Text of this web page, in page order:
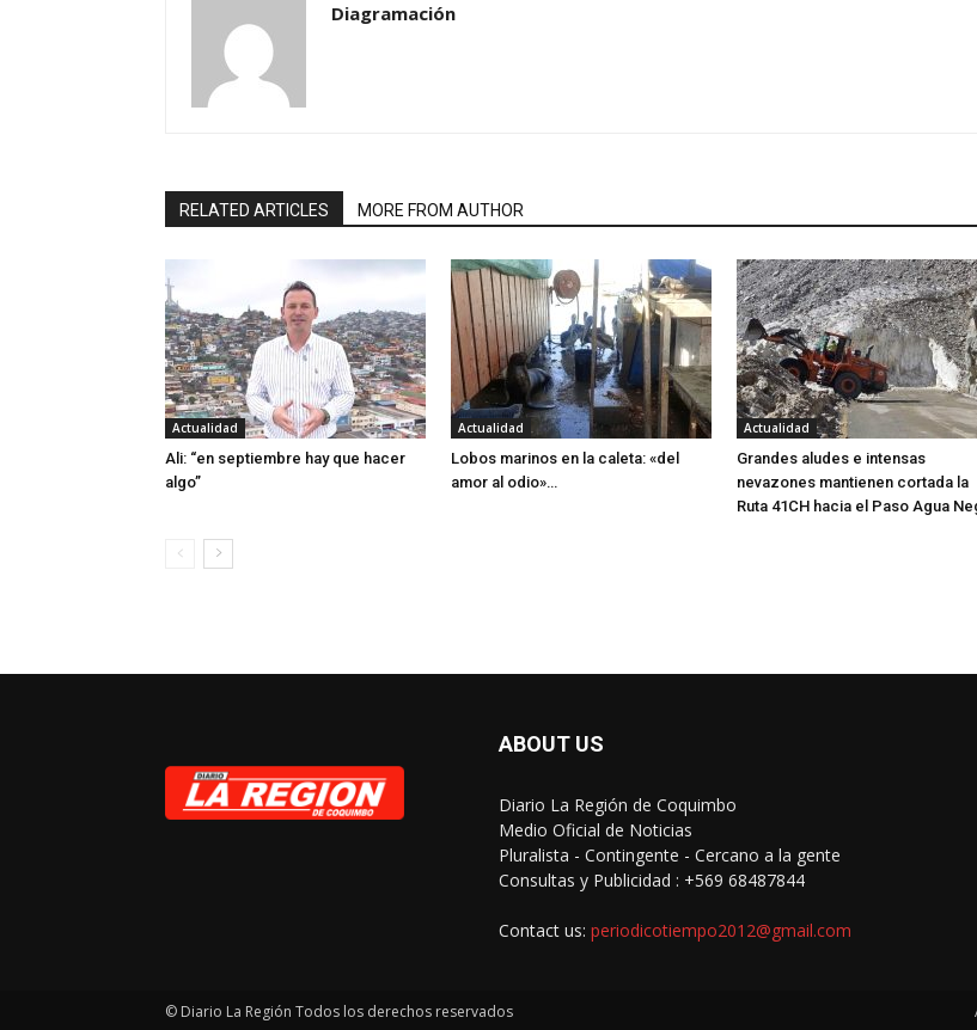
Diagramación
RELATED ARTICLES MORE FROM AUTHOR
Actualidad
Ali: “en septiembre hay que hacer
algo”
Actualidad
Lobos marinos en la caleta: «del
amor al odio»…
Actualidad
Grandes aludes e intensas
nevazones mantienen cortada la
Ruta 41CH hacia el Paso Agua
ABOUT US
Diario La Región de Coquimbo
Medio Oficial de Noticias
Pluralista - Contingente - Cercano a la gente
Consultas y Publicidad : +569 68487844
Contact us: periodicotiempo2012@gmail.com
© Diario La Región Todos los derechos reservados